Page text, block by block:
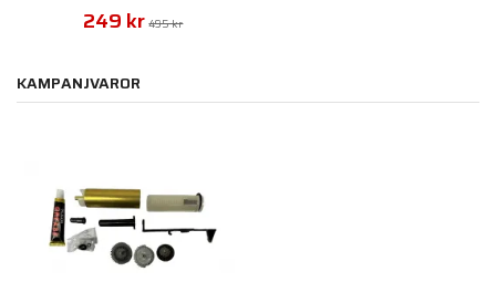
Marui
249 kr 495 kr
KAMPANJVAROR